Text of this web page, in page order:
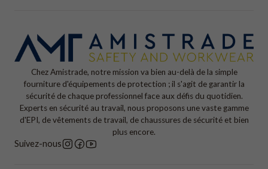
Chez Amistrade, notre mission va bien au-delà de la simple
fourniture d'équipements de protection ; il s'agit de garantir la
sécurité de chaque professionnel face aux défis du quotidien.
Experts en sécurité au travail, nous proposons une vaste gamme
d'EPI, de vêtements de travail, de chaussures de sécurité et bien
plus encore.
Suivez-nous